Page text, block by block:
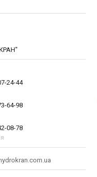
24-44
64-98
08-78